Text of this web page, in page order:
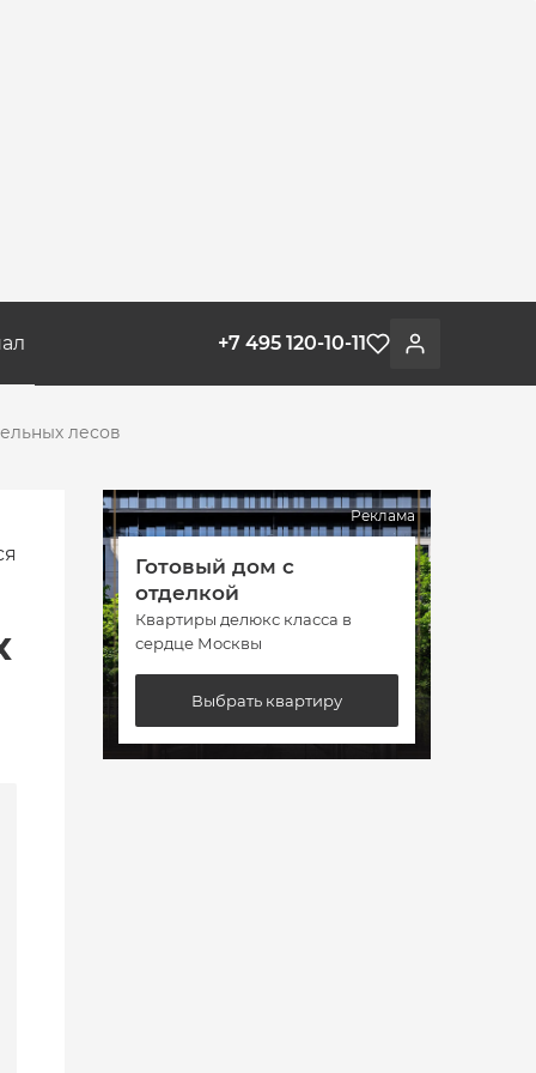
Войти
Избранное
+7 495 120-10-11
лесов
Реклама
Готовый дом с
отделкой
Квартиры делюкс класса в
сердце Москвы
Выбрать квартиру